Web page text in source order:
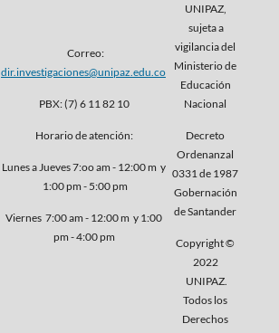
Correo:
dir.investigaciones@unipaz.edu.co
PBX: (7) 6 11 82 10
Horario de atención:
Lunes a Jueves 7:oo am - 12:00 m y
1:00 pm - 5:00 pm
Viernes 7:00 am - 12:00 m y 1:00
pm - 4:00 pm
UNIPAZ,
sujeta a
vigilancia del
Ministerio de
Educación
Nacional
Decreto
Ordenanzal
0331 de 1987
Gobernación
de Santander
Copyright ©
2022
UNIPAZ.
Todos los
Derechos